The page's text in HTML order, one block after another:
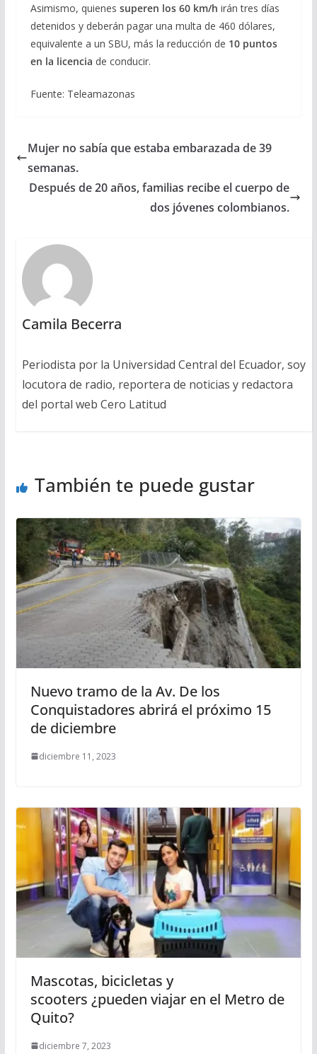
Asimismo, quienes superen los 60 km/h irán tres días
detenidos y deberán pagar una multa de 460 dólares,
equivalente a un SBU, más la reducción de 10 puntos
en la licencia de conducir.
Fuente: Teleamazonas
Mujer no sabía que estaba embarazada de 39
semanas.
Después de 20 años, familias recibe el cuerpo de
dos jóvenes colombianos.
Camila Becerra
Periodista por la Universidad Central del Ecuador, soy
locutora de radio, reportera de noticias y redactora
del portal web Cero Latitud
También te puede gustar
Nuevo tramo de la Av. De los
Conquistadores abrirá el próximo 15
de diciembre
diciembre 11, 2023
Mascotas, bicicletas y
scooters ¿pueden viajar en el Metro de
Quito?
diciembre 7, 2023